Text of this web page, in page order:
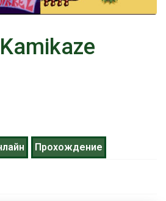
Прохождение